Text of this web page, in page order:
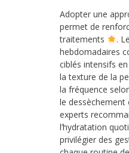
Adopter une
permet de
traitements
.
hebdomadaires
ciblés intensifs
la texture de la
la fréquence
le dessèchement
experts
l’hydratation
privilégier des